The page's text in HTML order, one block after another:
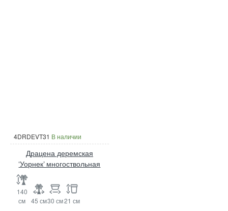
4DRDEVT31 В наличии
Драцена деремская
‘Уорнек’ многоствольная
140
см
45 см30 см21 см